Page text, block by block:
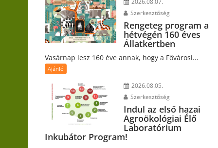
Szerkesztőség
Rengeteg program a
hétvégén 160 éves
Állatkertben
Vasárnap lesz 160 éve annak, hogy a Fővárosi...
Ajánló
2026.08.05.
Szerkesztőség
Indul az első hazai
Agroökológiai Élő
Laboratórium
Inkubátor Program!